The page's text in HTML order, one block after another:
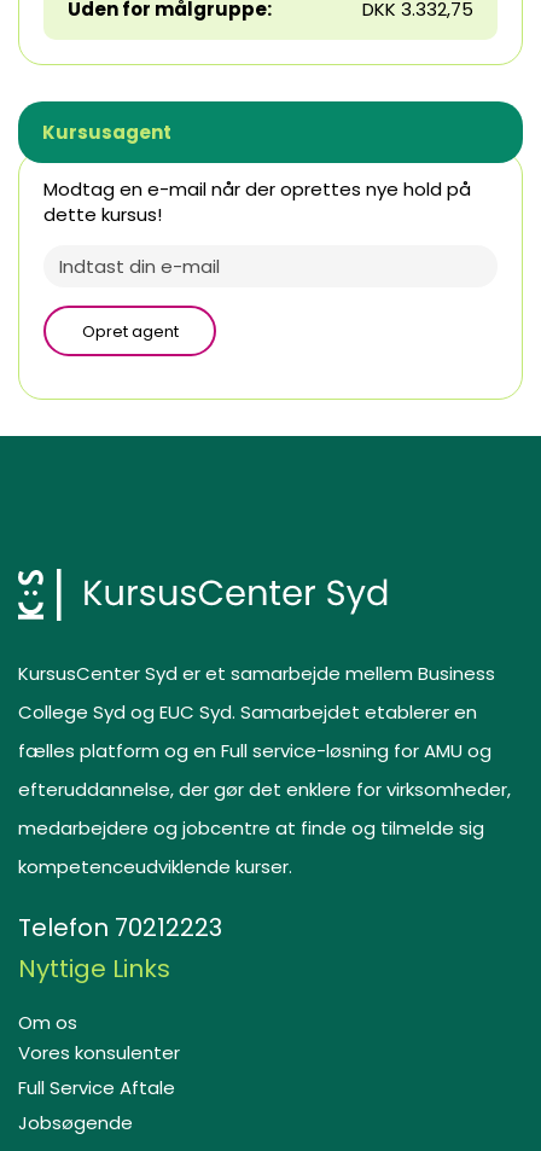
Uden for målgruppe: DKK 3.332,75
Kursusagent
Modtag en e-mail når der oprettes nye hold på
dette kursus!
Opret agent
KursusCenter Syd er et samarbejde mellem Business
College Syd og EUC Syd. Samarbejdet etablerer en
fælles platform og en Full service-løsning for AMU og
efteruddannelse, der gør det enklere for virksomheder,
medarbejdere og jobcentre at finde og tilmelde sig
kompetenceudviklende kurser.
Telefon 70212223
Nyttige Links
Om os
Vores konsulenter
Full Service Aftale
Jobsøgende